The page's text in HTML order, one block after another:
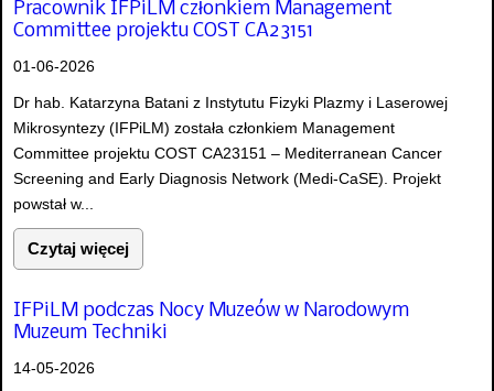
Pracownik IFPiLM członkiem Management
Committee projektu COST CA23151
01-06-2026
Dr hab. Katarzyna Batani z Instytutu Fizyki Plazmy i Laserowej
Mikrosyntezy (IFPiLM) została członkiem Management
Committee projektu COST CA23151 – Mediterranean Cancer
Screening and Early Diagnosis Network (Medi-CaSE). Projekt
powstał w...
Czytaj więcej
IFPiLM podczas Nocy Muzeów w Narodowym
Muzeum Techniki
14-05-2026